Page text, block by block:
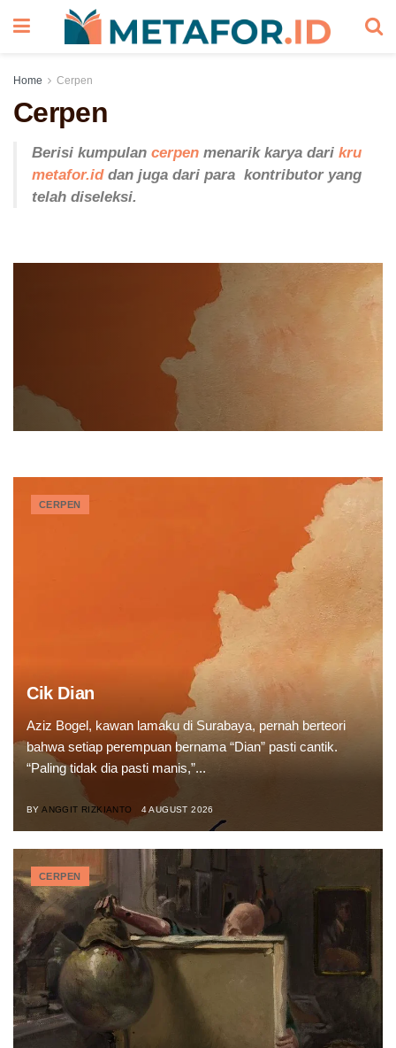
Home Cerpen
Cerpen
Berisi kumpulan cerpen menarik karya dari kru
metafor.iddan juga dari para kontributor yang
telah diseleksi.
CERPEN
Cik Dian
Aziz Bogel, kawan lamaku di Surabaya, pernah berteori
bahwa setiap perempuan bernama “Dian” pasti cantik.
“Paling tidak dia pasti manis,”...
BY ANGGIT RIZKIANTO 4 AUGUST 2026
CERPEN